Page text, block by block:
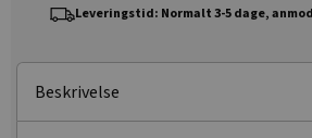
Leveringstid: Normalt 3-5 dage,
Beskrivelse